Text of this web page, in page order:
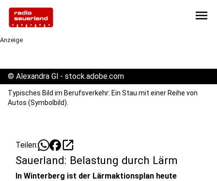
menu
Anzeige
© Alexandra Gl - stock.adobe.com
Typisches Bild im Berufsverkehr: Ein Stau mit einer Reihe von
Autos (Symbolbild).
Teilen: open_in_new
Sauerland: Belastung durch Lärm
In Winterberg ist der Lärmaktionsplan heute